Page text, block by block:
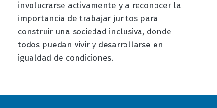
involucrarse activamente y a reconocer la
importancia de trabajar juntos para
construir una sociedad inclusiva, donde
todos puedan vivir y desarrollarse en
igualdad de condiciones.